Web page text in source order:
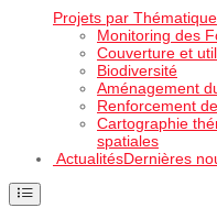
Projets par Thématique
Monitoring des
Couverture et
Biodiversité
Aménagement
Renforcement
Cartographie
spatiales
ActualitésDernières